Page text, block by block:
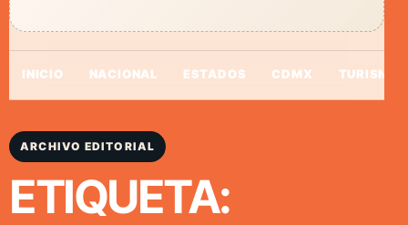
INICIO NACIONAL ESTADOS CDMX TURISMO
ARCHIVO EDITORIAL
ETIQUETA: